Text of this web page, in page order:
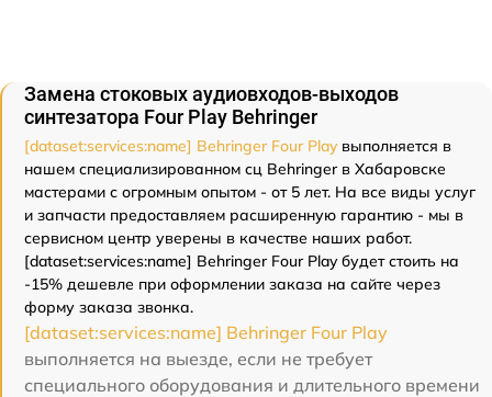
Замена стоковых аудиовходов-выходов
синтезатора Four Play Behringer
[dataset:services:name] Behringer Four Playвыполняется в
нашем специализированном сц Behringer в Хабаровске
мастерами с огромным опытом - от 5 лет. На все виды услуг
и запчасти предоставляем расширенную гарантию - мы в
сервисном центр уверены в качестве наших работ.
[dataset:services:name] Behringer Four Play будет стоить на
-15% дешевле при оформлении заказа на сайте через
форму заказа звонка.
[dataset:services:name] Behringer Four Play
выполняется на выезде, если не требует
специального оборудования и длительного времени